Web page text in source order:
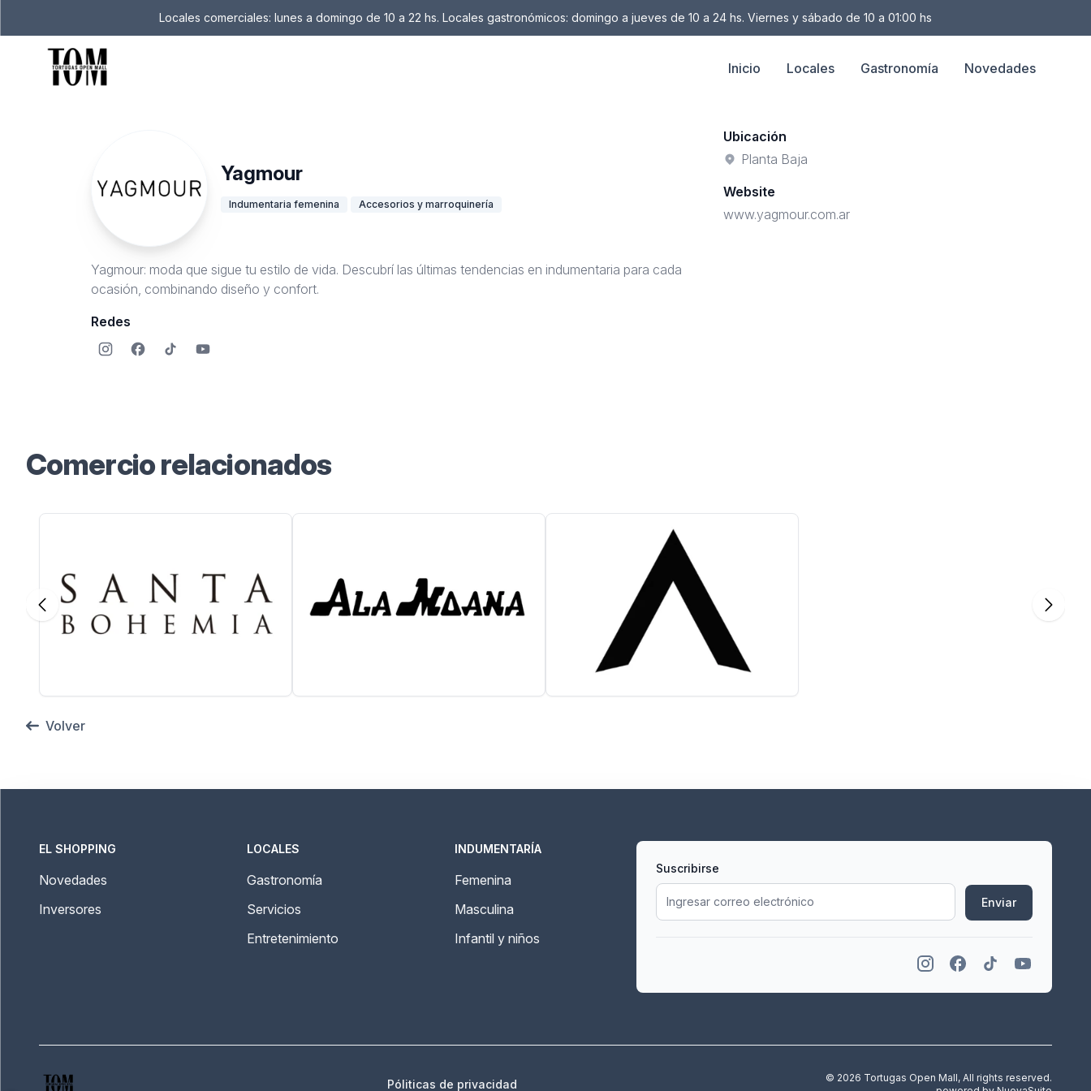
Locales comerciales: lunes a domingo de 10 a 22 hs. Locales gastronómicos: domingo a jueves de 10 a 24 hs. Viernes y sábado de 10 a 01:00 hs
Inicio Locales Gastronomía Novedades
Yagmour
Indumentaria femenina Accesorios y marroquinería
Yagmour: moda que sigue tu estilo de vida. Descubrí las últimas tendencias en indumentaria para cada
ocasión, combinando diseño y confort.
Redes
Ubicación
Planta Baja
Website
www.yagmour.com.ar
Comercio relacionados
Volver
EL SHOPPING
Novedades
Inversores
LOCALES
Gastronomía
Servicios
Entretenimiento
INDUMENTARÍA
Femenina
Masculina
Infantil y niños
Suscribirse
Enviar
Póliticas de privacidad
© 2026 Tortugas Open Mall, All rights reserved.